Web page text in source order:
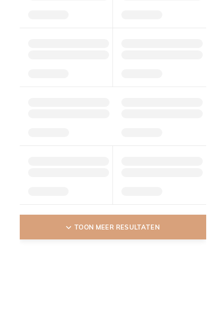
TOON MEER RESULTATEN